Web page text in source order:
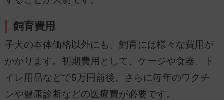
飼育費用
子犬の本体価格以外にも、飼育には様々な費用が
かかります。初期費用として、ケージや食器、ト
イレ用品などで5万円前後、さらに毎年のワクチ
ンや健康診断などの医療費が必要です。